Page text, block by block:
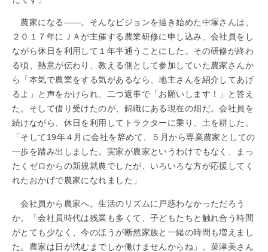
農家になる——。そんなビジョンを描き始めた中塚さんは、
２０１７年にＪＡが主催する農業研修に申し込み、会社員をし
ながら休日を利用して１年半通うことにした。その研修が終わ
る頃、熱意が伝わり、教える側として参加していた農家さんか
ら「本気で農業をする気があるなら、地主さんを紹介してあげ
るよ」と声をかけられ、二つ返事で「お願いします！」と答え
た。そして借り受けたのが、錦織にある現在の畑だ。会社員を
続けながら、休日を利用してトラクターに乗り、土を耕した。
「そして19年４月に会社を辞めて、５月から専業農家としての
一歩を踏み出しました。実家が農家というわけでもなく、まっ
たくゼロからの新規就農でしたが、いろいろな方が応援してく
れたおかげで農家になれました」
会社員から農家へ。生活のリズムに戸惑わなかっただろう
か。「会社員時代は残業も多くて、子どもたちと触れ合う時間
がとても少なく、今のほうが断然家族と一緒の時間も増えまし
た。農家は日が沈むまでしか働けませんからね」。菜津美さん